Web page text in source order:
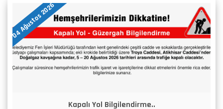
04 Ağustos 2026
Kapalı Yol Bilgilendirme..